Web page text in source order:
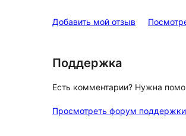
звездный
Добавить мой отзыв
Поддержка
Есть комментарии? Нужна
Просмотреть форум поддержки